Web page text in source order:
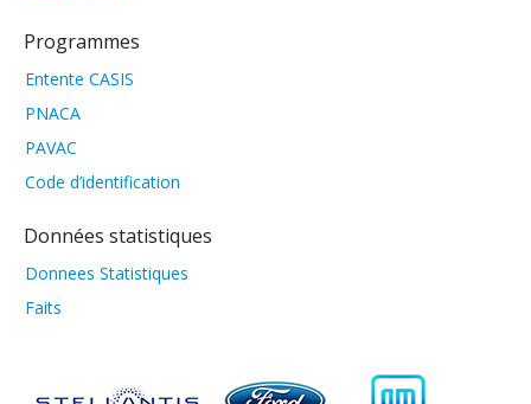
Programmes
Entente CASIS
PNACA
PAVAC
Code d’identification
Données statistiques
Donnees Statistiques
Faits